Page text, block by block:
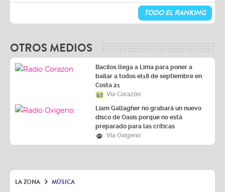
TODO EL RANKING
OTROS MEDIOS
Bacilos llega a Lima para poner a
bailar a todos el18 de septiembre en
Costa 21
Vía Corazón
Liam Gallagher no grabará un nuevo
disco de Oasis porque no está
preparado para las críticas
Vía Oxígeno
LA ZONA MÚSICA